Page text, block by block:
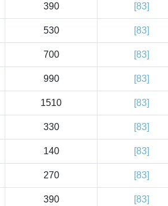
390 [83]
530 [83]
700 [83]
990 [83]
1510 [83]
330 [83]
140 [83]
270 [83]
390 [83]